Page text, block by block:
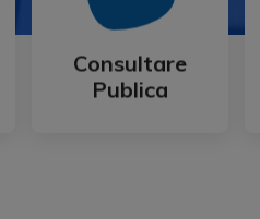
Consultare
Publica
Consultare
Publica